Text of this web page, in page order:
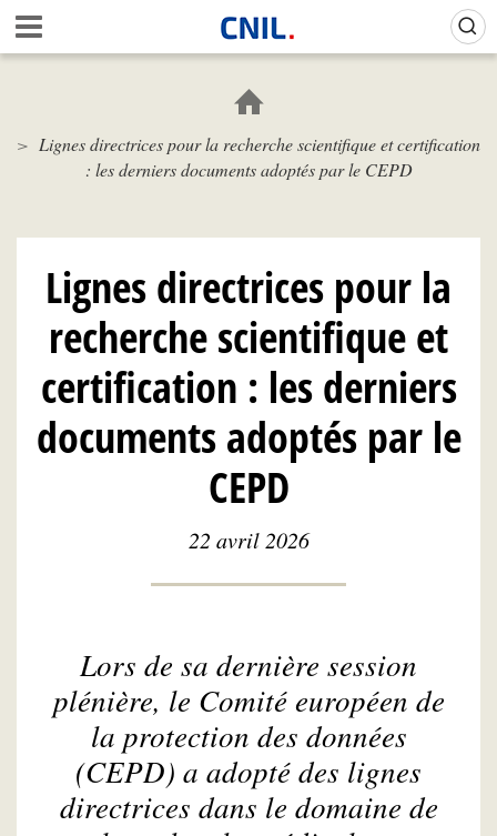
Aller
au
contenu
c
i
l
N
Lignes directrices pour la recherche scientifique et certification
: les derniers documents adoptés par le CEPD
Lignes directrices pour la
recherche scientifique et
certification : les derniers
documents adoptés par le
CEPD
22 avril 2026
Lors de sa dernière session
plénière, le Comité européen de
la protection des données
(CEPD) a adopté des lignes
directrices dans le domaine de
Gestion de vos préférences sur les cookies (témoins de connexion)